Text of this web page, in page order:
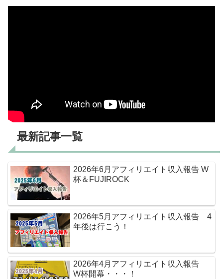
最新記事一覧
2026年6月アフィリエイト収入報告 W
杯＆FUJIROCK
2026年5月アフィリエイト収入報告 4
年後は行こう！
2026年4月アフィリエイト収入報告
W杯開幕・・・！